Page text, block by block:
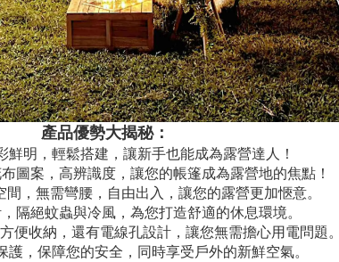
產品優勢大揭秘：
鮮明，輕鬆搭建，讓新手也能成為露營達人！
圖案，高辨識度，讓您的帳篷成為露營地的焦點！
間，無需彎腰，自由出入，讓您的露營更加愜意。
隔絕蚊蟲與冷風，為您打造舒適的休息環境。
便收納，還有電線孔設計，讓您無需擔心用電問題。
護，保障您的安全，同時享受戶外的新鮮空氣。